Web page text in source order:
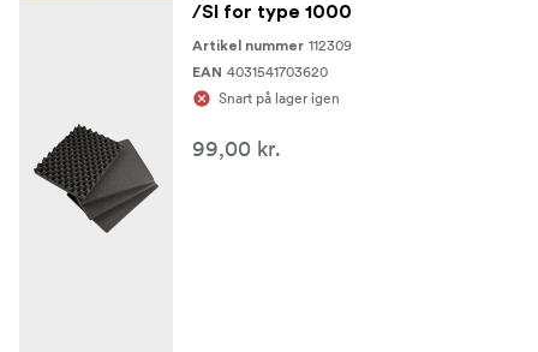
/SI for type 1000
Artikel nummer 112309
EAN 4031541703620
Snart på lager igen
99,00 kr.